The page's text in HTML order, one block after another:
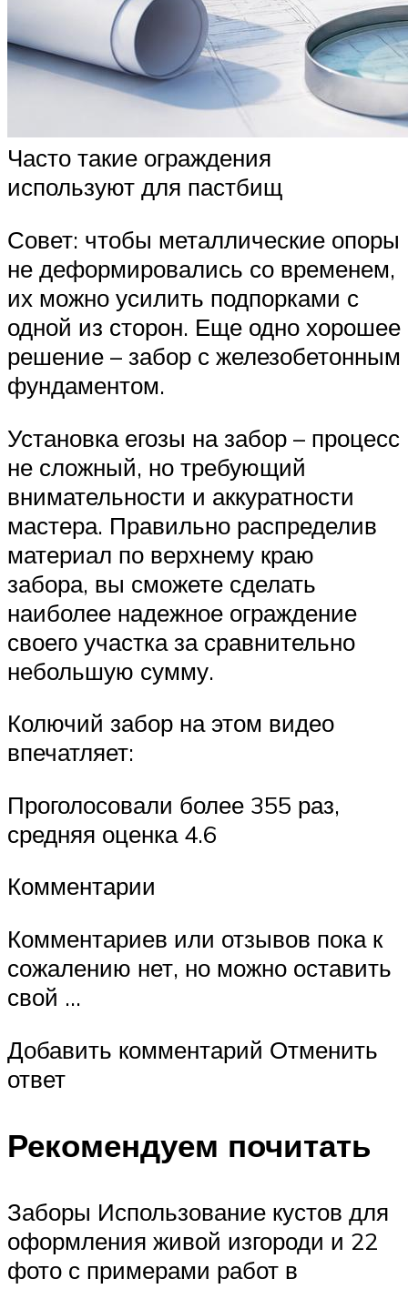
Часто такие ограждения
используют для пастбищ
Совет: чтобы металлические опоры
не деформировались со временем,
их можно усилить подпорками с
одной из сторон. Еще одно хорошее
решение – забор с железобетонным
фундаментом.
Установка егозы на забор – процесс
не сложный, но требующий
внимательности и аккуратности
мастера. Правильно распределив
материал по верхнему краю
забора, вы сможете сделать
наиболее надежное ограждение
своего участка за сравнительно
небольшую сумму.
Колючий забор на этом видео
впечатляет:
Проголосовали более 355 раз,
средняя оценка 4.6
Комментарии
Комментариев или отзывов пока к
сожалению нет, но можно оставить
свой …
Добавить комментарий Отменить
ответ
Рекомендуем почитать
Заборы Использование кустов для
оформления живой изгороди и 22
фото с примерами работ в